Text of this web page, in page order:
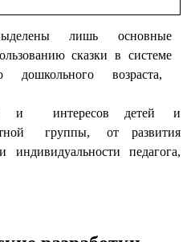
лишь основные
сказки в системе
дошкольного возраста,
и интересов детей и
группы, от развития
педагога,